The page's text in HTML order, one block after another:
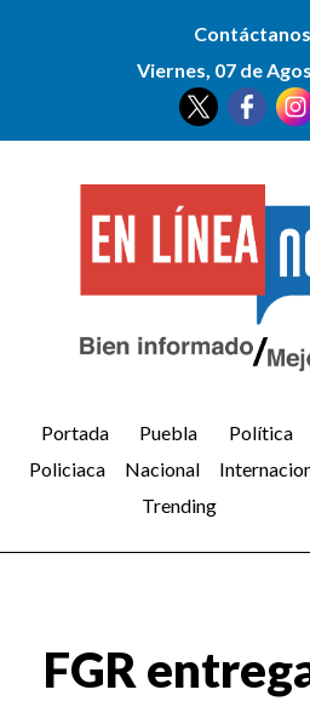
Contáctanos
Viernes, 07 de
Portada Puebla Política
Policiaca
Nacional
Trending
FGR